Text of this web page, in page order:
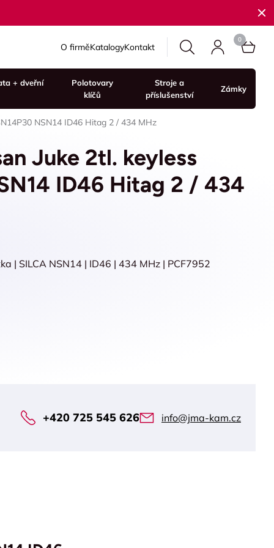
O firměKatalogyKontakt
+ dveřní
Polotovary
klíčů
Stroje a
příslušenství
Zámky
NSN14 ID46 Hitag 2 / 434 MHz
Juke 2tl. keyless
ID46 Hitag 2 / 434
| SILCA NSN14 | ID46 | 434 MHz | PCF7952
+420 725 545 626 info@jma-kam.cz